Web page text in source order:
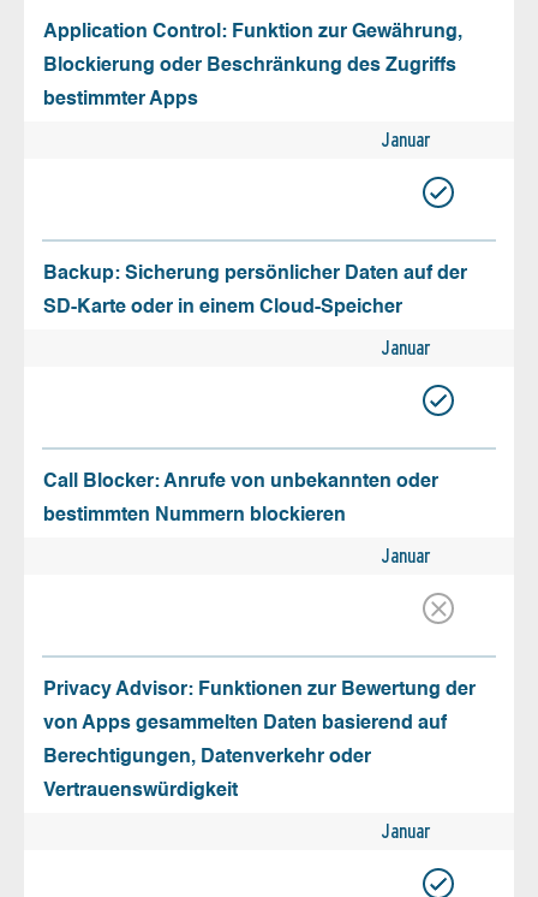
Application Control: Funktion zur Gewährung,
Blockierung oder Beschränkung des Zugriffs
bestimmter Apps
Januar
Backup: Sicherung persönlicher Daten auf der
SD-Karte oder in einem Cloud-Speicher
Januar
Call Blocker: Anrufe von unbekannten oder
bestimmten Nummern blockieren
Januar
Privacy Advisor: Funktionen zur Bewertung der
von Apps gesammelten Daten basierend auf
Berechtigungen, Datenverkehr oder
Vertrauenswürdigkeit
Januar